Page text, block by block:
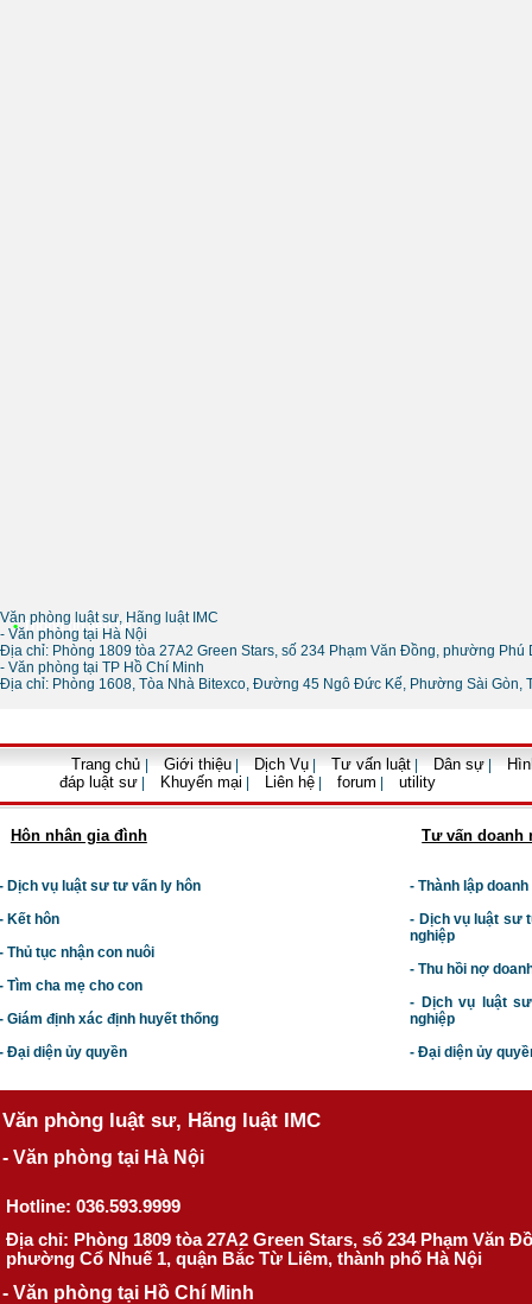
• Thông tin liên hệ
Văn phòng luật sư, Hãng luật IMC
- Văn phòng tại Hà Nội
Địa chỉ: Phòng 1809 tòa 27A2 Green Stars, số 234 Phạm Văn Đồng, phường Phú
- Văn phòng tại TP Hồ Chí Minh
Địa chỉ: Phòng 1608, Tòa Nhà Bitexco, Đường 45 Ngô Đức Kế, Phường Sài Gòn,
Trang chủ Giới thiệu Dịch Vụ Tư vấn luật Dân sự
đáp luật sư
Khuyến mại Liên hệ forum utility
Hôn nhân gia đình
Dịch vụ luật sư tư vấn ly hôn
Kết hôn
Thủ tục nhận con nuôi
Tìm cha mẹ cho con
Giám định xác định huyết thống
Đại diện ủy quyền
Tư vấn doanh
- Thành lập
- Dịch vụ luật sư t
nghiệp
- Thu hồi nợ
- Dịch vụ luật
nghiệp
- Đại diện ủy
Văn phòng luật sư, Hãng luật IMC
- Văn phòng tại Hà Nội
Hotline: 036.593.9999
Địa chỉ: Phòng 1809 tòa 27A2 Green Stars, số 234 Phạm Văn
phường Cổ Nhuế 1, quận Bắc Từ Liêm, thành phố Hà Nội
- Văn phòng tại Hồ Chí Minh